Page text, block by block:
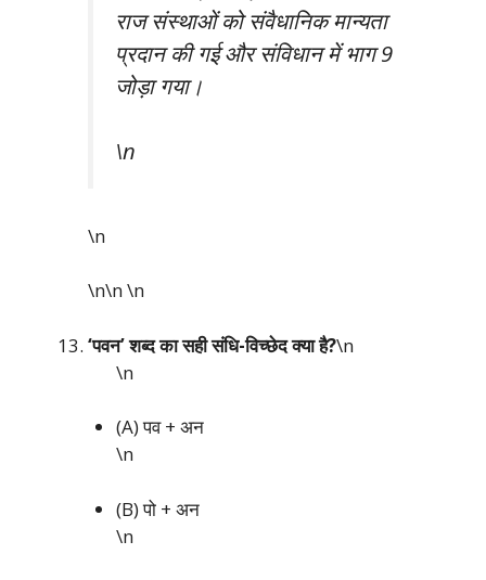
राज संस्थाओं को संवैधानिक मान्यता
प्रदान की गई और संविधान में भाग 9
जोड़ा गया।
\n
\n
\n\n\n
‘पवन’ शब्द का सही संधि-विच्छेद क्या है?\n
\n
(A) पव + अन
\n
(B) पो + अन
\n